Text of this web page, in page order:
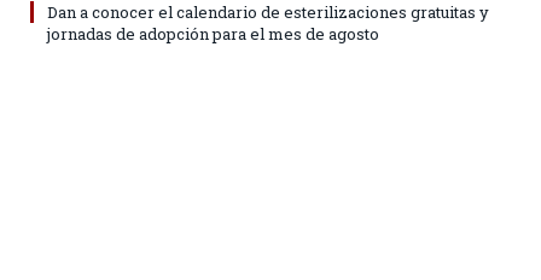
Dan a conocer el calendario de esterilizaciones gratuitas y
jornadas de adopción para el mes de agosto